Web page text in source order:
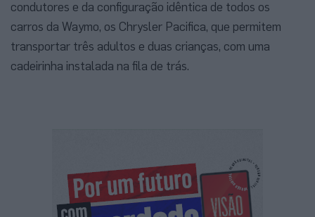
condutores e da configuração idêntica de todos os
carros da Waymo, os Chrysler Pacifica, que permitem
transportar três adultos e duas crianças, com uma
cadeirinha instalada na fila de trás.